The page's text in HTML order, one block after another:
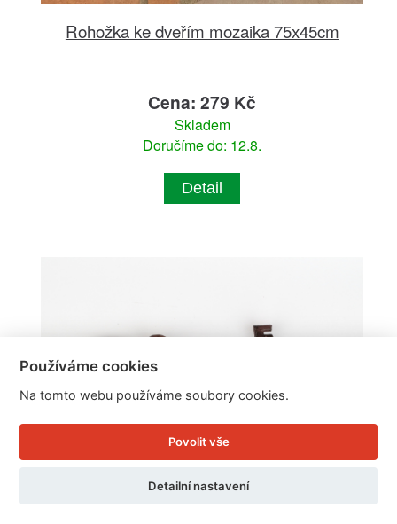
Rohožka ke dveřím mozaika 75x45cm
Cena: 279 Kč
Skladem
Doručíme do: 12.8.
Detail
Používáme cookies
Na tomto webu používáme soubory cookies.
Povolit vše
Detailní nastavení